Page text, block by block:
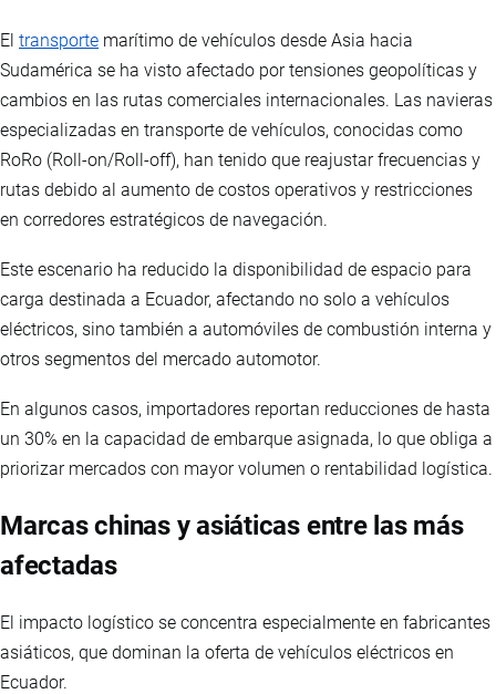
El transporte marítimo de vehículos desde Asia hacia
Sudamérica se ha visto afectado por tensiones geopolíticas y
cambios en las rutas comerciales internacionales. Las navieras
especializadas en transporte de vehículos, conocidas como
RoRo (Roll-on/Roll-off), han tenido que reajustar frecuencias y
rutas debido al aumento de costos operativos y restricciones
en corredores estratégicos de navegación.
Este escenario ha reducido la disponibilidad de espacio para
carga destinada a Ecuador, afectando no solo a vehículos
eléctricos, sino también a automóviles de combustión interna y
otros segmentos del mercado automotor.
En algunos casos, importadores reportan reducciones de hasta
un 30% en la capacidad de embarque asignada, lo que obliga a
priorizar mercados con mayor volumen o rentabilidad logística.
Marcas chinas y asiáticas entre las más
afectadas
El impacto logístico se concentra especialmente en fabricantes
asiáticos, que dominan la oferta de vehículos eléctricos en
Ecuador.